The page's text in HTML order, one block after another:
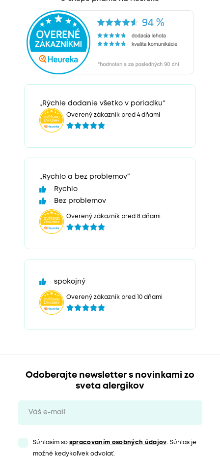
„Rýchle dodanie všetko v poriadku“
Overený zákazník pred 4 dňami
„Rychlo a bez problemov“
Rychlo
Bez problemov
Overený zákazník pred 8 dňami
spokojný
Overený zákazník pred 10 dňami
Odoberajte newsletter s novinkami zo
sveta alergikov
Súhlasím so spracovaním osobných údajov. Súhlas je
možné kedykoľvek odvolať.